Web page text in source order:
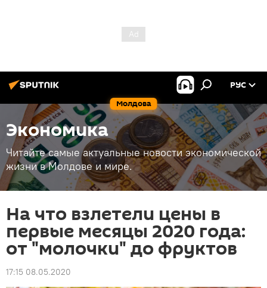
Молдова
РУС
Экономика
Читайте самые актуальные новости экономической
жизни в Молдове и мире.
На что взлетели цены в
первые месяцы 2020 года:
от "молочки" до фруктов
17:15 08.05.2020